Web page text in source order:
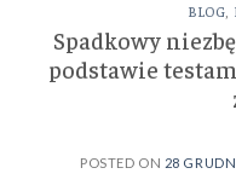
BLOG
Spadkowy
podstawie
POSTED ON 28